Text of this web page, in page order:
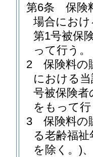
第6条
保険
場合にお
第1号被保
って行う。
2
保険料の
における
号被保険
をもって
3
保険料の
る老齢福
を除く。)